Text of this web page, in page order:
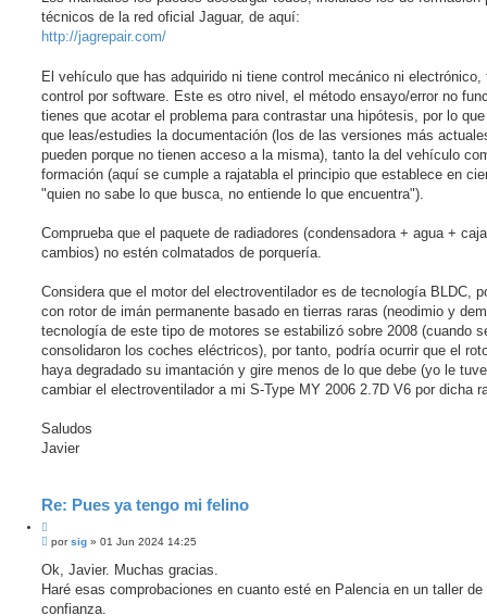
técnicos de la red oficial Jaguar, de aquí:
http://jagrepair.com/
El vehículo que has adquirido ni tiene control mecánico ni electrónico,
control por software. Este es otro nivel, el método ensayo/error no
tienes que acotar el problema para contrastar una hipótesis, por lo
que leas/estudies la documentación (los de las versiones más
pueden porque no tienen acceso a la misma), tanto la del vehículo
formación (aquí se cumple a rajatabla el principio que establece en
"quien no sabe lo que busca, no entiende lo que encuentra").
Comprueba que el paquete de radiadores (condensadora + agua +
cambios) no estén colmatados de porquería.
Considera que el motor del electroventilador es de tecnología BLDC,
con rotor de imán permanente basado en tierras raras (neodimio y
tecnología de este tipo de motores se estabilizó sobre 2008 (cuando
consolidaron los coches eléctricos), por tanto, podría ocurrir que el
haya degradado su imantación y gire menos de lo que debe (yo le
cambiar el electroventilador a mi S-Type MY 2006 2.7D V6 por dicha
Saludos
Javier
Re: Pues ya tengo mi felino
a
r
M
n
a
j
porsig » 01 Jun 2024 14:25
Ok, Javier. Muchas gracias.
Haré esas comprobaciones en cuanto esté en Palencia en un taller de
confianza.